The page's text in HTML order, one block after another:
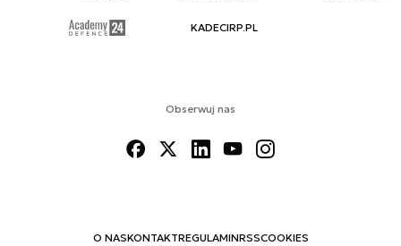
Obserwuj nas
O NASKONTAKTREGULAMINRSSCOOKIES
KADECIRP.PL